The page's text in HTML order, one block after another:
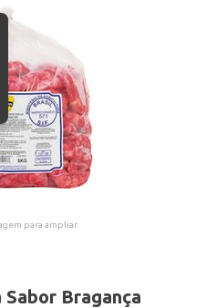
para ampliar.
Sabor Bragança